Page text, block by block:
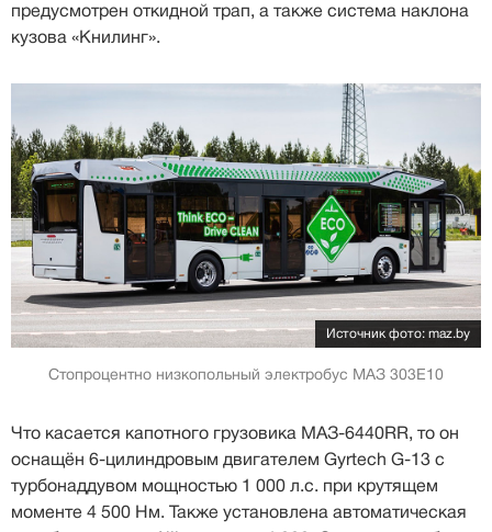
предусмотрен откидной трап, а также система наклона
кузова «Книлинг».
Источник фото: maz.by
Стопроцентно низкопольный электробус МАЗ 303Е10
Что касается капотного грузовика МАЗ-6440RR, то он
оснащён 6-цилиндровым двигателем Gyrtech G-13 с
турбонаддувом мощностью 1 000 л.с. при крутящем
моменте 4 500 Нм. Также установлена автоматическая